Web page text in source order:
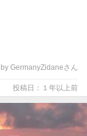
by GermanyZidaneさん
投稿日：１年以上前